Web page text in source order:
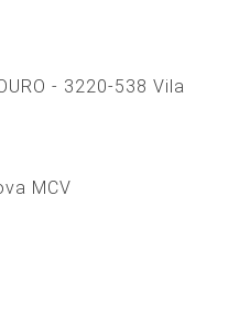
- 3220-538 Vila
MCV